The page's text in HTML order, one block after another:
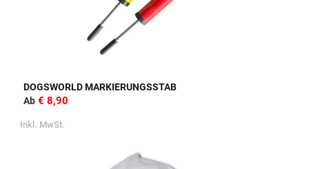
DOGSWORLD MARKIERUNGSSTAB
Ab € 8,90
Inkl. MwSt.